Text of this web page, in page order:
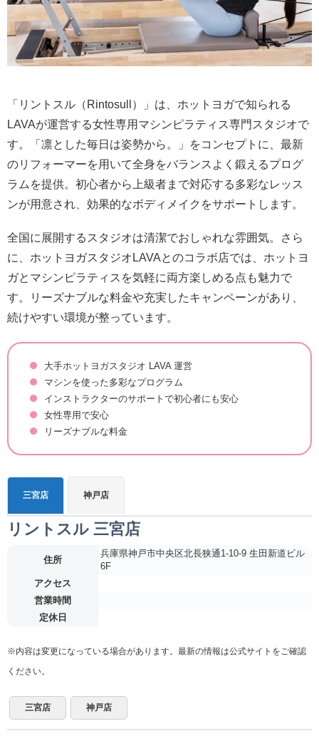
「リントスル（Rintosull）」は、ホットヨガで知られる
LAVAが運営する女性専用マシンピラティス専門スタジオで
す。「凛とした毎日は姿勢から。」をコンセプトに、最新
のリフォーマーを用いて全身をバランスよく鍛えるプログ
ラムを提供。初心者から上級者まで対応する多彩なレッス
ンが用意され、効果的なボディメイクをサポートします。
全国に展開するスタジオは清潔でおしゃれな雰囲気。さら
に、ホットヨガスタジオLAVAとのコラボ店では、ホットヨ
ガとマシンピラティスを気軽に両方楽しめる点も魅力で
す。リーズナブルな料金や充実したキャンペーンがあり、
続けやすい環境が整っています。
大手ホットヨガスタジオ LAVA 運営
マシンを使った多彩なプログラム
インストラクターのサポートで初心者にも安心
女性専用で安心
リーズナブルな料金
三宮店 神戸店
リントスル 三宮店
住所
兵庫県神戸市中央区北長狭通1-10-9 生田新道ビル
6F
アクセス
営業時間
定休日
※内容は変更になっている場合があります。最新の情報は公式サイトをご確認
ください。
三宮店 神戸店